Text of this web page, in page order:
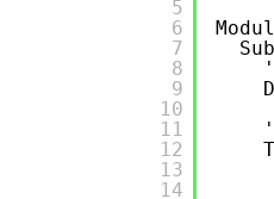
5
6
7
8
9
10
11
12
13
14